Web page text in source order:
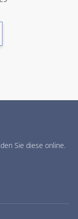
Sie die­se on­line.